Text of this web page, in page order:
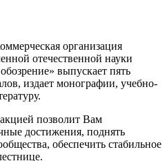
организация
отечественной науки
выпускает пять
издает монографии, учебно-
позволит Вам
достижения, поднять
обеспечить стабильное